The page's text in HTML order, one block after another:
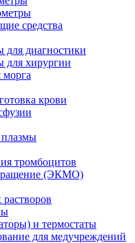
средства
диагностики
для хирургии
крови
плазмы
тромбоцитов
(ЭКМО)
и термостаты
для медучреждений